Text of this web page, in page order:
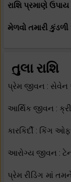
રાશિ પ્રમાણે ઉપાય
મેળવો તમારી
તુલા રાશિ
પ્રેમ જીવન :
આર્થિક જીવન :
કારકિર્દી : કિંગ
આરોગ્ય જીવન :
પ્રેમ રીડિંગ માં